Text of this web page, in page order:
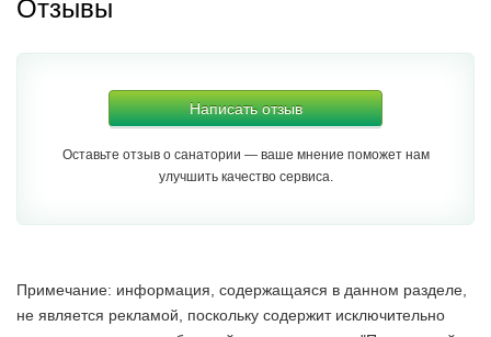
Отзывы
Написать отзыв
Оставьте отзыв о санатории — ваше мнение поможет нам
улучшить качество сервиса.
Примечание: информация, содержащаяся в данном разделе,
не является рекламой, поскольку содержит исключительно